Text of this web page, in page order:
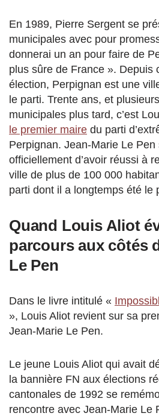
En 1989, Pierre Sergent se
municipales avec pour
donnerai un an pour faire de
plus sûre de France ». Depuis
élection, Perpignan est une
le parti. Trente ans, et
municipales plus tard, c’est
le premier maire du parti
Perpignan. Jean-Marie Le Pen
officiellement d’avoir réussi à
ville de plus de 100 000
parti dont il a longtemps été le
Quand Louis Aliot
parcours aux côtés
Le Pen
Dans le livre intitulé «
», Louis Aliot revient sur sa
Jean-Marie Le Pen.
Le jeune Louis Aliot qui avait
la bannière FN aux élections
cantonales de 1992 se
rencontre avec Jean-Marie Le